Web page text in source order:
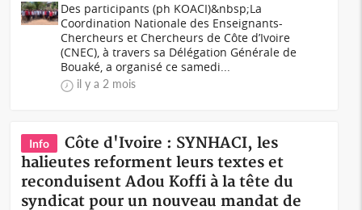
Des participants (ph KOACI)&nbsp;La
Coordination Nationale des Enseignants-
Chercheurs et Chercheurs de Côte d’Ivoire
(CNEC), à travers sa Délégation Générale de
Bouaké, a organisé ce samedi...
il y a 2 mois
Info
Côte d'Ivoire : SYNHACI, les
halieutes reforment leurs textes et
reconduisent Adou Koffi à la tête du
syndicat pour un nouveau mandat de